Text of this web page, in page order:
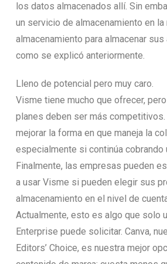
los datos almacenados allí. Sin
un servicio de almacenamiento en
almacenamiento para almacenar
como se explicó anteriormente.
Lleno de potencial pero muy caro.
Visme tiene mucho que ofrecer,
planes deben ser más
mejorar la forma en que maneja la
especialmente si continúa cobrando
Finalmente, las empresas pueden
a usar Visme si pueden elegir sus
almacenamiento en el nivel de
Actualmente, esto es algo que solo
Enterprise puede solicitar. Canva,
Editors’ Choice, es nuestra mejor